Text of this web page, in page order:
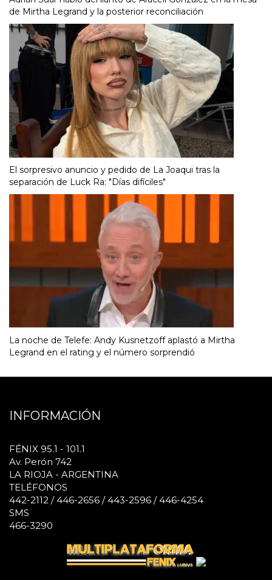
de Mirtha Legrand y la posterior reconciliación
El sorpresivo anuncio y pedido de La Joaqui tras la
separación de Luck Ra: "Días difíciles"
La noche de Telefe: Andy Kusnetzoff aplastó a Mirtha
Legrand en el rating y el número sorprendió
INFORMACIÓN
FÉNIX 95.1 - 101.1
Av. Perón 742
LA RIOJA - ARGENTINA
TELÉFONOS
442-2112 / 446-2656 / 443-2596 / 446-4254
SMS
466-3290